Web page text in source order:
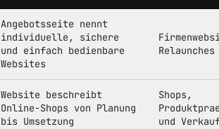
Angebotsseite nennt
individuelle, sichere
und einfach bedienbare
Websites
Website beschreibt
Online-Shops von Planung
bis Umsetzung
Shops,
und